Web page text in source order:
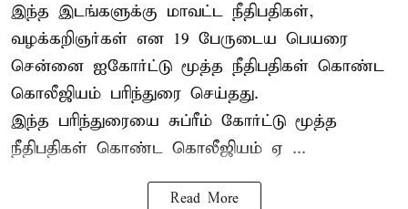
இந்த இடங்களுக்கு மாவட்ட நீதிபதிகள்,
வழக்கறிஞர்கள் என 19 பேருடைய பெயரை
சென்னை ஐகோர்ட்டு மூத்த நீதிபதிகள் கொண்ட
கொலீஜியம் பரிந்துரை செய்தது.
இந்த பரிந்துரையை சுப்ரீம் கோர்ட்டு மூத்த
நீதிபதிகள் கொண்ட கொலீஜியம் ஏ ...
Read More